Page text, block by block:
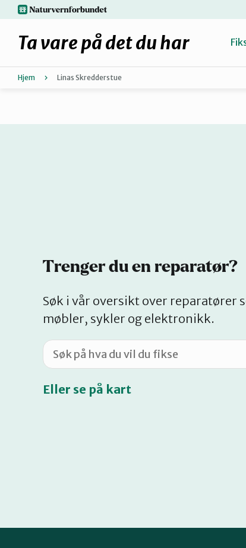
Hopp
til
hovedinnhold
naturvernforbundet.no
Ta vare på det du har
Hjem Linas Skredderstue
Trenger du en reparatør?
Søk i vår oversikt over reparatører
møbler, sykler og elektronikk.
Eller se på kart